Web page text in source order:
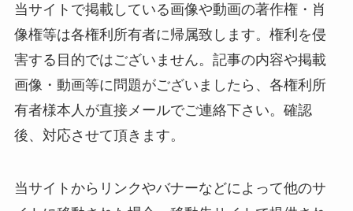
当サイトで掲載している画像や動画の著作権・肖
像権等は各権利所有者に帰属致します。権利を侵
害する目的ではございません。記事の内容や掲載
画像・動画等に問題がございましたら、各権利所
有者様本人が直接メールでご連絡下さい。確認
後、対応させて頂きます。
当サイトからリンクやバナーなどによって他のサ